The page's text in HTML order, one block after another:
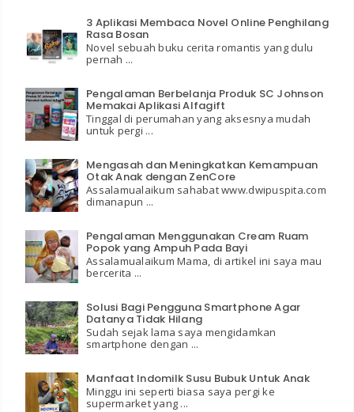
3 Aplikasi Membaca Novel Online Penghilang
Rasa Bosan
Novel sebuah buku cerita romantis yang dulu
pernah ...
Pengalaman Berbelanja Produk SC Johnson
Memakai Aplikasi Alfagift
Tinggal di perumahan yang aksesnya mudah
untuk pergi ...
Mengasah dan Meningkatkan Kemampuan
Otak Anak dengan ZenCore
Assalamualaikum sahabat www.dwipuspita.com
dimanapun ...
Pengalaman Menggunakan Cream Ruam
Popok yang Ampuh Pada Bayi
Assalamualaikum Mama, di artikel ini saya mau
bercerita ...
Solusi Bagi Pengguna Smartphone Agar
Datanya Tidak Hilang
Sudah sejak lama saya mengidamkan
smartphone dengan ...
Manfaat Indomilk Susu Bubuk Untuk Anak
Minggu ini seperti biasa saya pergi ke
supermarket yang ...